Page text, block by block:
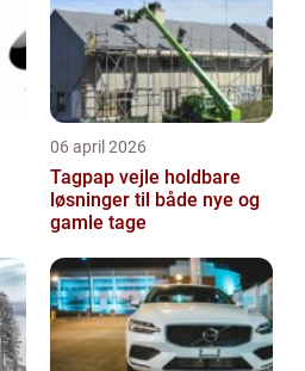
univ...
06 april 2026
Tagpap vejle holdbare
løsninger til både nye og
gamle tage